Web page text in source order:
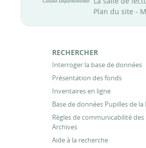
Plan du site -
RECHERCHER
Interroger la base de données
Présentation des fonds
Inventaires en ligne
Base de données Pupilles de
Règles de communicabilité des
Archives
Aide à la recherche